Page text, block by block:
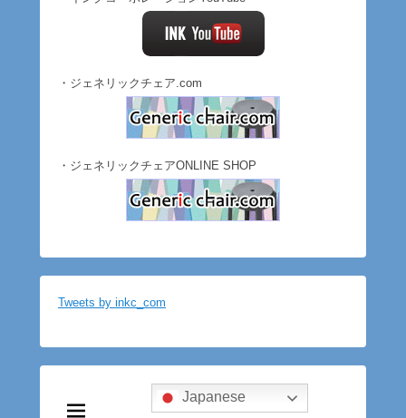
・ジェネリックチェア.com
・ジェネリックチェアONLINE SHOP
Tweets by inkc_com